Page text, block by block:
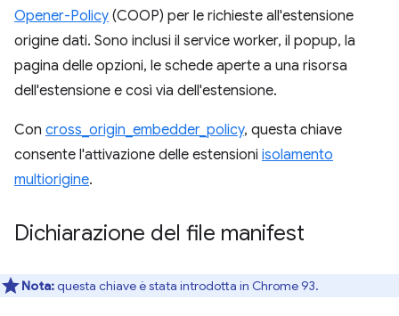
Opener-Policy (COOP) per le richieste all'estensione
origine dati. Sono inclusi il service worker, il popup, la
pagina delle opzioni, le schede aperte a una risorsa
dell'estensione e così via dell'estensione.
Con cross_origin_embedder_policy, questa chiave
consente l'attivazione delle estensioni isolamento
multiorigine.
Dichiarazione del file manifest
Nota:questa chiave è stata introdotta in Chrome 93.